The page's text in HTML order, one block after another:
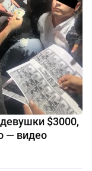
$3000,
— видео